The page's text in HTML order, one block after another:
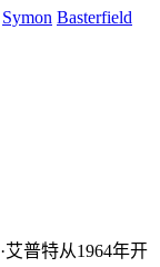
Symon Basterfield
普特从1964年开